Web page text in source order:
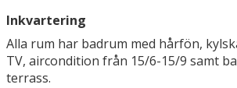
Inkvartering
Alla rum har badrum med hårfön,
TV, aircondition från 15/6-15/9 samt
terrass.